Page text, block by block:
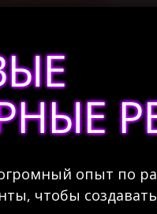
опыт по
чтобы